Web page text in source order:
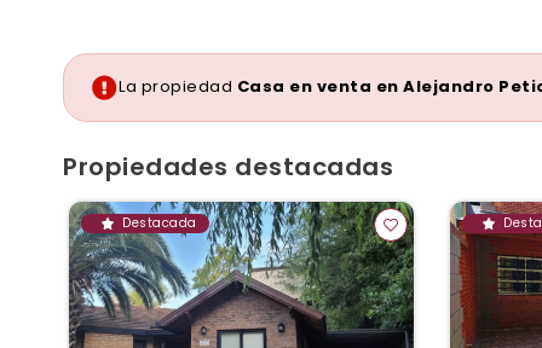
La propiedad Casa en venta en Alejandro
Propiedades destacadas
Destacada